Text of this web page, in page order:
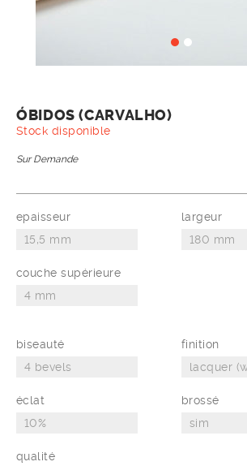
ÓBIDOS (CARVALHO)
Stock disponible
Sur Demande
epaisseur largeur
couche supérieure
biseauté finition
éclat brossé
qualité